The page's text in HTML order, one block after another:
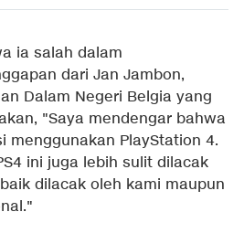
ia salah dalam
dari Jan Jambon,
Dalam Negeri Belgia yang
"Saya mendengar bahwa
menggunakan PlayStation 4.
ini juga lebih sulit dilacak
dilacak oleh kami maupun